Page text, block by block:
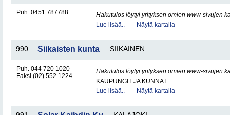
Puh. 0451 787788
Hakutulos löytyi yrityksen omien www-sivujen
Lue lisää..
Näytä kartalla
990. Siikaisten kunta SIIKAINEN
Puh. 044 720 1020
Faksi (02) 552 1224
Hakutulos löytyi yrityksen omien www-sivujen
KAUPUNGIT JA KUNNAT
Lue lisää..
Näytä kartalla